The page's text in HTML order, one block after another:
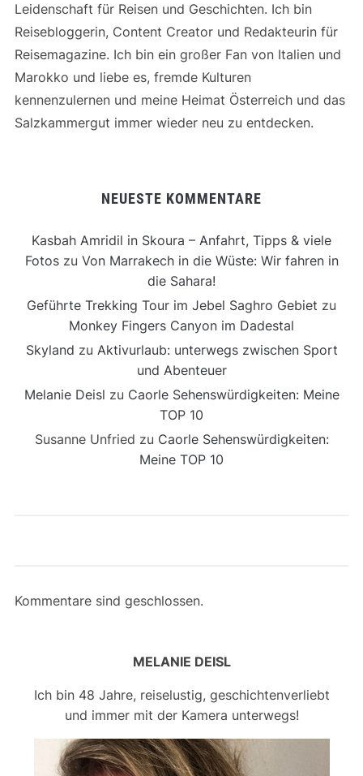
Leidenschaft für Reisen und Geschichten. Ich bin
Reisebloggerin, Content Creator und Redakteurin für
Reisemagazine. Ich bin ein großer Fan von Italien und
Marokko und liebe es, fremde Kulturen
kennenzulernen und meine Heimat Österreich und das
Salzkammergut immer wieder neu zu entdecken.
NEUESTE KOMMENTARE
Kasbah Amridil in Skoura – Anfahrt, Tipps & viele
Fotoszu Von Marrakech in die Wüste: Wir fahren in
die Sahara!
Geführte Trekking Tour im Jebel Saghro Gebiet zu
Monkey Fingers Canyon im Dadestal
Skyland zu Aktivurlaub: unterwegs zwischen Sport
und Abenteuer
Melanie Deisl zu Caorle Sehenswürdigkeiten: Meine
TOP 10
Susanne Unfried zu Caorle Sehenswürdigkeiten:
Meine TOP 10
Kommentare sind geschlossen.
MELANIE DEISL
Ich bin 48 Jahre, reiselustig, geschichtenverliebt
und immer mit der Kamera unterwegs!